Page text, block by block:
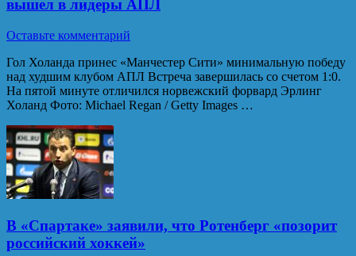
вышел в лидеры АПЛ
Оставьте комментарий
Гол Холанда принес «Манчестер Сити» минимальную победу
над худшим клубом АПЛ Встреча завершилась со счетом 1:0.
На пятой минуте отличился норвежский форвард Эрлинг
Холанд Фото: Michael Regan / Getty Images …
В «Спартаке» заявили, что Ротенберг «позорит
российский хоккей»